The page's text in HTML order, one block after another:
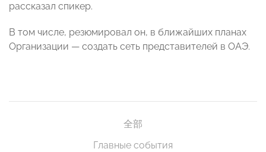
рассказал спикер.
В том числе, резюмировал он, в ближайших планах
Организации — создать сеть представителей в ОАЭ.
全部
Главные события